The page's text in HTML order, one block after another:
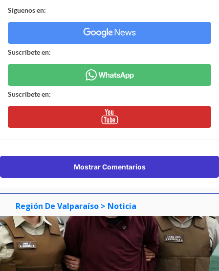
Síguenos en:
Suscríbete en:
Suscríbete en:
Mostrar Comentarios
Región De Valparaíso > Noticia